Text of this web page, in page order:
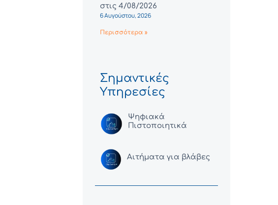
στις 4/08/2026
6 Αυγούστου, 2026
Περισσότερα »
Σημαντικές
Υπηρεσίες
Ψηφιακά
Πιστοποιητικά
Αιτήματα για βλάβες